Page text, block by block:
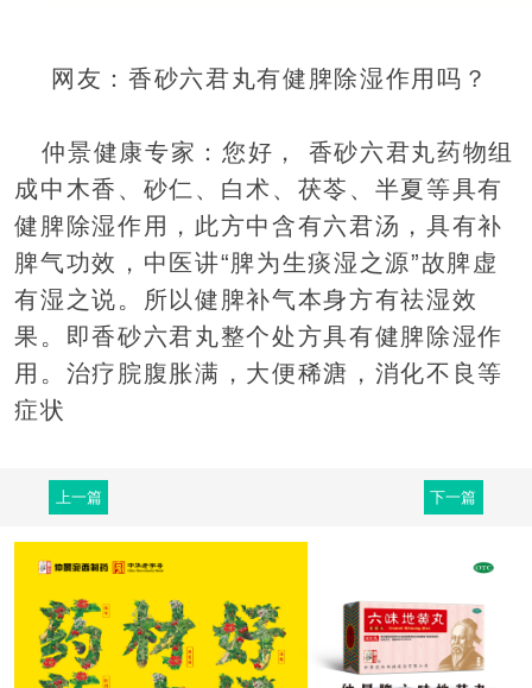
网友：香砂六君丸有健脾除湿作用吗？
仲景健康专家：您好， 香砂六君丸药物组
成中木香、砂仁、白术、茯苓、半夏等具有
健脾除湿作用，此方中含有六君汤，具有补
脾气功效，中医讲“脾为生痰湿之源”故脾虚
有湿之说。所以健脾补气本身方有祛湿效
果。即香砂六君丸整个处方具有健脾除湿作
用。治疗脘腹胀满，大便稀溏，消化不良等
症状
上一篇 下一篇